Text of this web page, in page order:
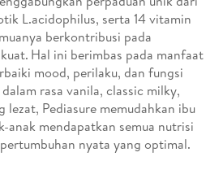
L.acidophilus, serta 14 vitamin
berkontribusi pada
Hal ini berimbas pada manfaat
mood, perilaku, dan fungsi
rasa vanila, classic milky,
lezat, Pediasure memudahkan ibu
anak mendapatkan semua nutrisi
nyata yang optimal.